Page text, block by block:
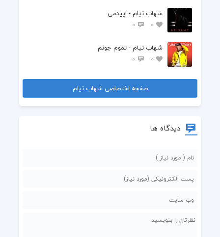
شهاب تیام - اپیدمی
0
0
شهاب تیام - تموم جونم
0
0
صفحه اختصاصی شهاب تیام
دیدگاه ها